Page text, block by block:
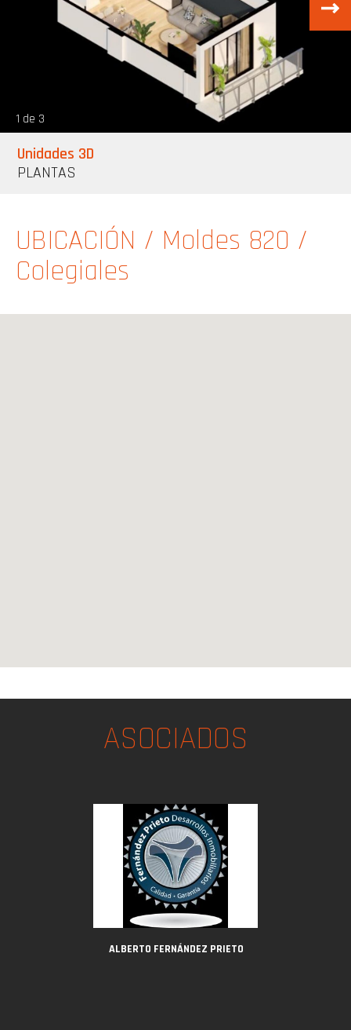
1 de 3
Unidades 3D
PLANTAS
UBICACIÓN / Moldes 820 /
Colegiales
ASOCIADOS
ALBERTO FERNÁNDEZ PRIETO